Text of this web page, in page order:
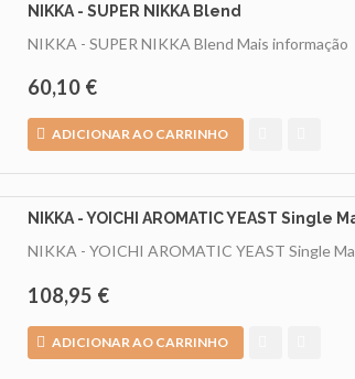
NIKKA - SUPER NIKKA Blend
NIKKA - SUPER NIKKA Blend Mais informação
60,10 €
ADICIONAR AO CARRINHO
NIKKA - YOICHI AROMATIC YEAST Single
NIKKA - YOICHI AROMATIC YEAST Single
108,95 €
ADICIONAR AO CARRINHO